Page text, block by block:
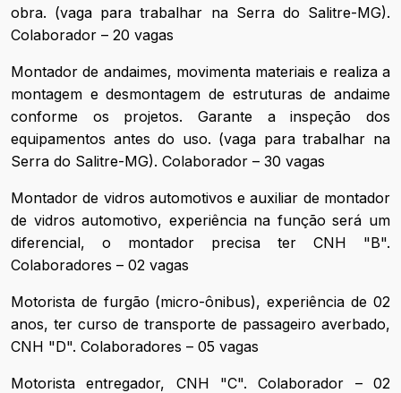
obra. (vaga para trabalhar na Serra do Salitre-MG).
Colaborador – 20 vagas
Montador de andaimes, movimenta materiais e realiza a
montagem e desmontagem de estruturas de andaime
conforme os projetos. Garante a inspeção dos
equipamentos antes do uso. (vaga para trabalhar na
Serra do Salitre-MG). Colaborador – 30 vagas
Montador de vidros automotivos e auxiliar de montador
de vidros automotivo, experiência na função será um
diferencial, o montador precisa ter CNH "B".
Colaboradores – 02 vagas
Motorista de furgão (micro-ônibus), experiência de 02
anos, ter curso de transporte de passageiro averbado,
CNH "D". Colaboradores – 05 vagas
Motorista entregador, CNH "C". Colaborador – 02